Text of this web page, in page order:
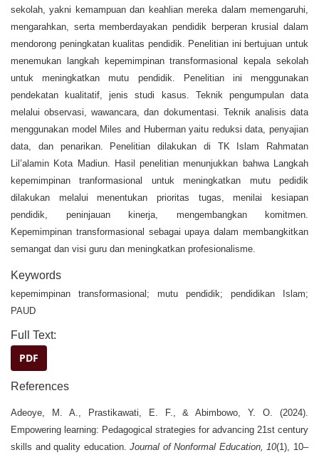
sekolah, yakni kemampuan dan keahlian mereka dalam memengaruhi,
mengarahkan, serta memberdayakan pendidik berperan krusial dalam
mendorong peningkatan kualitas pendidik. Penelitian ini bertujuan untuk
menemukan langkah kepemimpinan transformasional kepala sekolah
untuk meningkatkan mutu pendidik. Penelitian ini menggunakan
pendekatan kualitatif, jenis studi kasus. Teknik pengumpulan data
melalui observasi, wawancara, dan dokumentasi. Teknik analisis data
menggunakan model Miles and Huberman yaitu reduksi data, penyajian
data, dan penarikan. Penelitian dilakukan di TK Islam Rahmatan
Lil’alamin Kota Madiun. Hasil penelitian menunjukkan bahwa Langkah
kepemimpinan tranformasional untuk meningkatkan mutu pedidik
dilakukan melalui menentukan prioritas tugas, menilai kesiapan
pendidik, peninjauan kinerja, mengembangkan komitmen.
Kepemimpinan transformasional sebagai upaya dalam membangkitkan
semangat dan visi guru dan meningkatkan profesionalisme.
Keywords
kepemimpinan transformasional; mutu pendidik; pendidikan Islam;
PAUD
Full Text:
PDF
References
Adeoye, M. A., Prastikawati, E. F., & Abimbowo, Y. O. (2024).
Empowering learning: Pedagogical strategies for advancing 21st century
skills and quality education.Journal of Nonformal Education, 10(1), 10–